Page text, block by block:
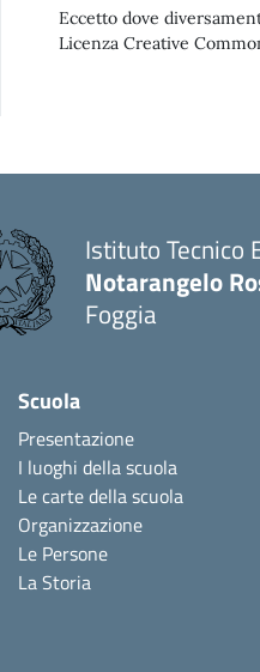
Eccetto dove
Licenza Creative
Istituto Tecnico
Notarangelo
Foggia
Scuola
Presentazione
I luoghi della scuola
Le carte della scuola
Organizzazione
Le Persone
La Storia